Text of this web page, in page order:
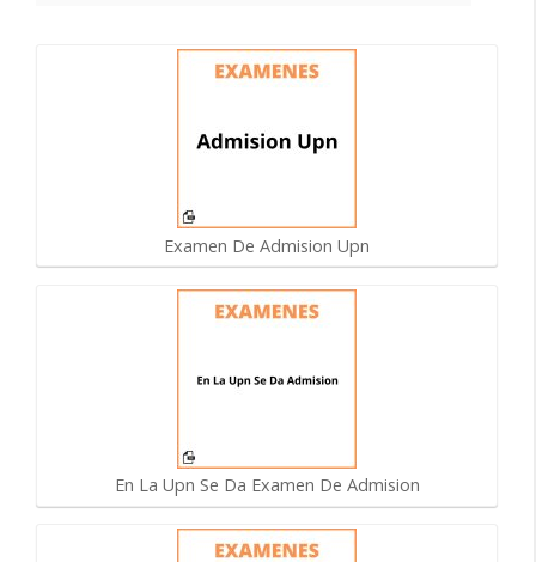
Examen De Admision Upn
En La Upn Se Da Examen De Admision